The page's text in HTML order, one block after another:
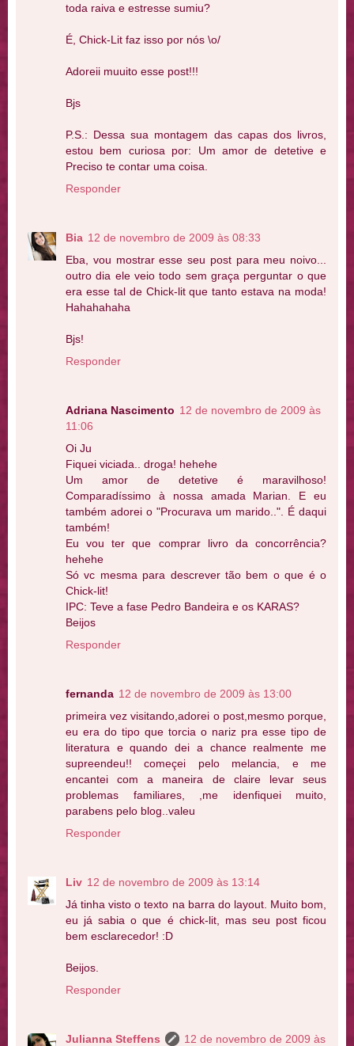
toda raiva e estresse sumiu?
É, Chick-Lit faz isso por nós \o/
Adoreii muuito esse post!!!
Bjs
P.S.: Dessa sua montagem das capas dos livros,
estou bem curiosa por: Um amor de detetive e
Preciso te contar uma coisa.
Responder
Bia 12 de novembro de 2009 às 08:33
Eba, vou mostrar esse seu post para meu noivo...
outro dia ele veio todo sem graça perguntar o que
era esse tal de Chick-lit que tanto estava na moda!
Hahahahaha
Bjs!
Responder
Adriana Nascimento 12 de novembro de 2009 às
11:06
Oi Ju
Fiquei viciada.. droga! hehehe
Um amor de detetive é maravilhoso!
Comparadíssimo à nossa amada Marian. E eu
também adorei o "Procurava um marido..". É daqui
também!
Eu vou ter que comprar livro da concorrência?
hehehe
Só vc mesma para descrever tão bem o que é o
Chick-lit!
IPC: Teve a fase Pedro Bandeira e os KARAS?
Beijos
Responder
fernanda 12 de novembro de 2009 às 13:00
primeira vez visitando,adorei o post,mesmo porque,
eu era do tipo que torcia o nariz pra esse tipo de
literatura e quando dei a chance realmente me
supreendeu!! começei pelo melancia, e me
encantei com a maneira de claire levar seus
problemas familiares, ,me idenfiquei muito,
parabens pelo blog..valeu
Responder
Liv 12 de novembro de 2009 às 13:14
Já tinha visto o texto na barra do layout. Muito bom,
eu já sabia o que é chick-lit, mas seu post ficou
bem esclarecedor! :D
Beijos.
Responder
Julianna Steffens
12 de novembro de 2009 às